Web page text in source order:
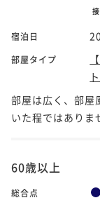
宿泊日
部屋タイプ
ト
部屋は広く、部屋
いた程ではありま
60歳以上
総合点